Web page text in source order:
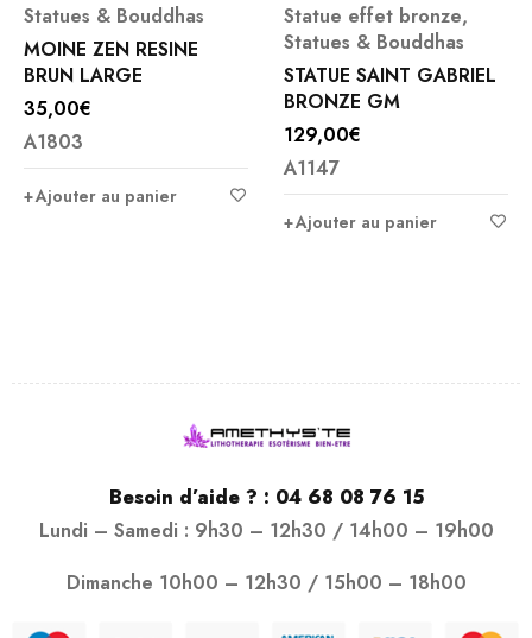
Statues & Bouddhas
MOINE ZEN RESINE
BRUN LARGE
35,00€
A1803
Ajouter au panier
Statue effet bronze,
Statues & Bouddhas
STATUE SAINT GABRIEL
BRONZE GM
129,00€
A1147
Ajouter au panier
Besoin d’aide ? : 04 68 08 76 15
Lundi – Samedi : 9h30 – 12h30 / 14h00 – 19h00
Dimanche 10h00 – 12h30 / 15h00 – 18h00